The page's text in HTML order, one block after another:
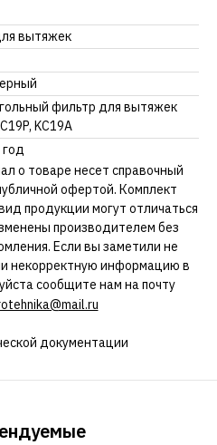
вытяжек
фильтр для вытяжек
KC19A
год
о товаре несет справочный
офертой. Комплект
продукции могут отличаться
производителем без
Если вы заметили не
некорректную информацию в
сообщите нам на почту
документации